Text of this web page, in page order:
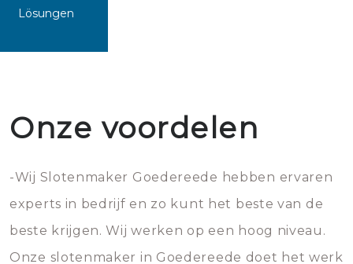
Lösungen
Onze voordelen
-Wij Slotenmaker Goedereede hebben ervaren
experts in bedrijf en zo kunt het beste van de
beste krijgen. Wij werken op een hoog niveau.
Onze slotenmaker in Goedereede doet het werk